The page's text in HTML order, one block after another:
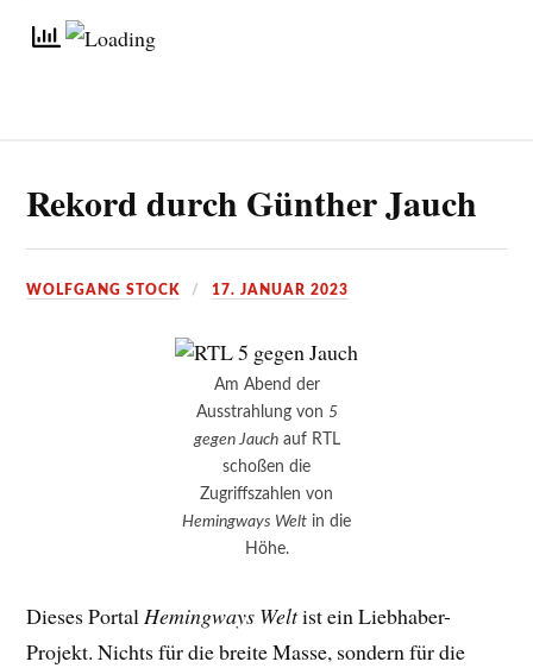
Rekord durch Günther Jauch
WOLFGANG STOCK 17. JANUAR 2023
Am Abend der
Ausstrahlung von 5
gegen Jauchauf RTL
schoßen die
Zugriffszahlen von
Hemingways Welt in die
Höhe.
Dieses PortalHemingways Weltist ein Liebhaber-
Projekt. Nichts für die breite Masse, sondern für die